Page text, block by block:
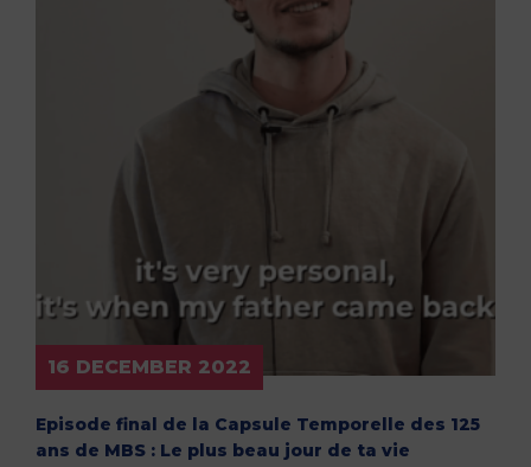
16 DECEMBER 2022
Episode final de la Capsule Temporelle des 125
ans de MBS : Le plus beau jour de ta vie